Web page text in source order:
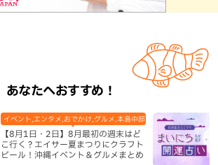
あなたへおすすめ！
【8月1日・2日】8月最初の週末はど
こ行く？エイサー夏まつりにクラフト
ビール！沖縄イベント＆グルメまとめ
イベント,エンタメ,おでかけ,グルメ,本島中部,本島北部,本島南部